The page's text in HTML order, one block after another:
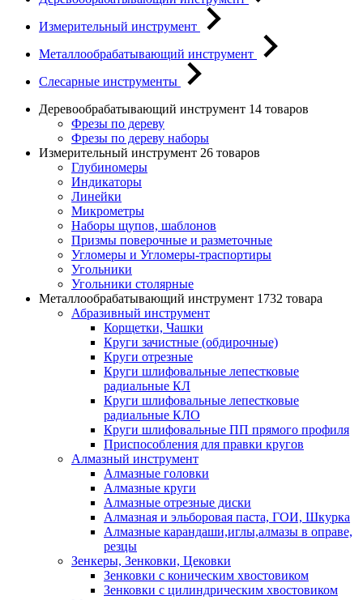
Измерительный инструмент
Металлообрабатывающий инструмент
Слесарные инструменты
Деревообрабатывающий инструмент 14 товаров
Фрезы по дереву
Фрезы по дереву наборы
Измерительный инструмент 26 товаров
Глубиномеры
Индикаторы
Линейки
Микрометры
Наборы щупов, шаблонов
Призмы поверочные и разметочные
Угломеры и Угломеры-траспортиры
Угольники
Угольники столярные
Металлообрабатывающий инструмент 1732 товара
Абразивный инструмент
Корщетки, Чашки
Круги зачистные (обдирочные)
Круги отрезные
Круги шлифовальные лепестковые
радиальные КЛ
Круги шлифовальные лепестковые
радиальные КЛО
Круги шлифовальные ПП прямого профиля
Приспособления для правки кругов
Алмазный инструмент
Алмазные головки
Алмазные круги
Алмазные отрезные диски
Алмазная и эльборовая паста, ГОИ, Шкурка
Алмазные карандаши,иглы,алмазы в оправе,
резцы
Зенкеры, Зенковки, Цековки
Зенковки с коническим хвостовиком
Зенковки с цилиндрическим хвостовиком